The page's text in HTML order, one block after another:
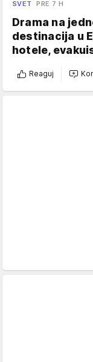
SVET PRE 7 H
Drama na
destinacija u
hotele,
Reaguj